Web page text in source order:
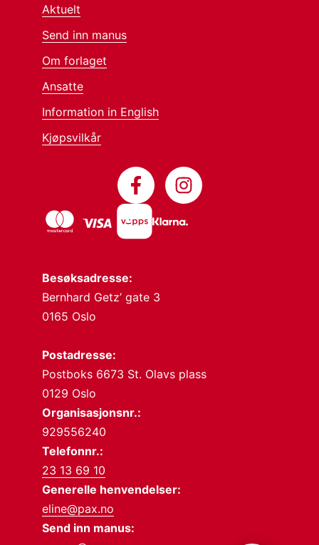
Besøksadresse:
Bernhard Getz’ gate 3
0165 Oslo
Postadresse:
Postboks 6673 St. Olavs plass
0129 Oslo
Organisasjonsnr.:
929556240
Telefonnr.:
23 13 69 10
Generelle henvendelser:
eline@pax.no
Send inn manus:
Aktuelt
Send inn manus
Om forlaget
Ansatte
Information in English
Kjøpsvilkår